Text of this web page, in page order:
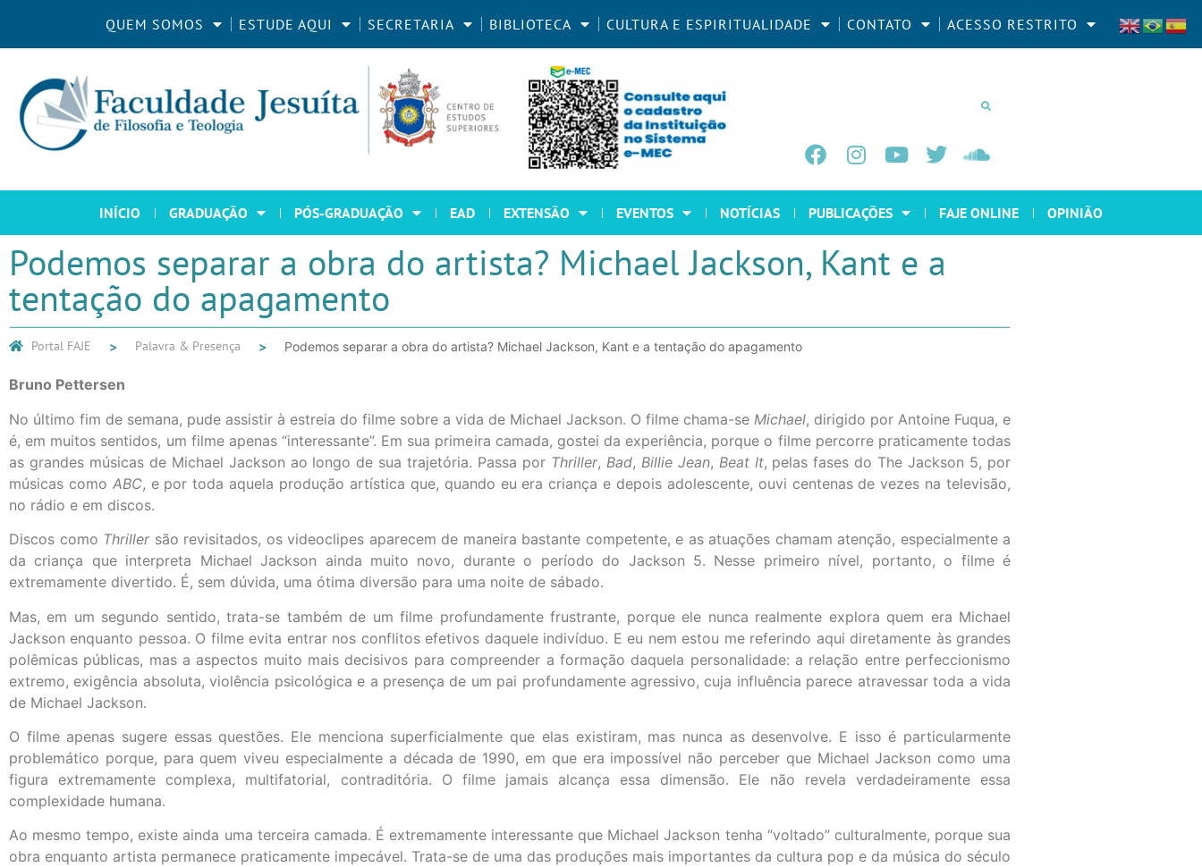
QUEM SOMOS ESTUDE AQUI SECRETARIA BIBLIOTECA CULTURA E ESPIRITUALIDADE CONTATO ACESSO RESTRITO
INÍCIO GRADUAÇÃO PÓS-GRADUAÇÃO EAD EXTENSÃO EVENTOS NOTÍCIAS PUBLICAÇÕES FAJE ONLINE OPINIÃO
Podemos separar a obra do artista? Michael Jackson, Kant e a
tentação do apagamento
Portal FAJE Palavra & Presença Podemos separar a obra do artista? Michael Jackson, Kant e a tentação do apagamento
Bruno Pettersen
No último fim de semana, pude assistir à estreia do filme sobre a vida de Michael Jackson. O filme chama-se Michael, dirigido por Antoine Fuqua, e
é, em muitos sentidos, um filme apenas “interessante”. Em sua primeira camada, gostei da experiência, porque o filme percorre praticamente todas
as grandes músicas de Michael Jackson ao longo de sua trajetória. Passa por Thriller, Bad, Billie Jean, Beat It, pelas fases do The Jackson 5, por
músicas como ABC, e por toda aquela produção artística que, quando eu era criança e depois adolescente, ouvi centenas de vezes na televisão,
no rádio e em discos.
Discos como Thrillersão revisitados, os videoclipes aparecem de maneira bastante competente, e as atuações chamam atenção, especialmente a
da criança que interpreta Michael Jackson ainda muito novo, durante o período do Jackson 5. Nesse primeiro nível, portanto, o filme é
extremamente divertido. É, sem dúvida, uma ótima diversão para uma noite de sábado.
Mas, em um segundo sentido, trata-se também de um filme profundamente frustrante, porque ele nunca realmente explora quem era Michael
Jackson enquanto pessoa. O filme evita entrar nos conflitos efetivos daquele indivíduo. E eu nem estou me referindo aqui diretamente às grandes
polêmicas públicas, mas a aspectos muito mais decisivos para compreender a formação daquela personalidade: a relação entre perfeccionismo
extremo, exigência absoluta, violência psicológica e a presença de um pai profundamente agressivo, cuja influência parece atravessar toda a vida
de Michael Jackson.
O filme apenas sugere essas questões. Ele menciona superficialmente que elas existiram, mas nunca as desenvolve. E isso é particularmente
problemático porque, para quem viveu especialmente a década de 1990, em que era impossível não perceber que Michael Jackson como uma
figura extremamente complexa, multifatorial, contraditória. O filme jamais alcança essa dimensão. Ele não revela verdadeiramente essa
complexidade humana.
Ao mesmo tempo, existe ainda uma terceira camada. É extremamente interessante que Michael Jackson tenha “voltado” culturalmente, porque sua
obra enquanto artista permanece praticamente impecável. Trata-se de uma das produções mais importantes da cultura pop e da música do século